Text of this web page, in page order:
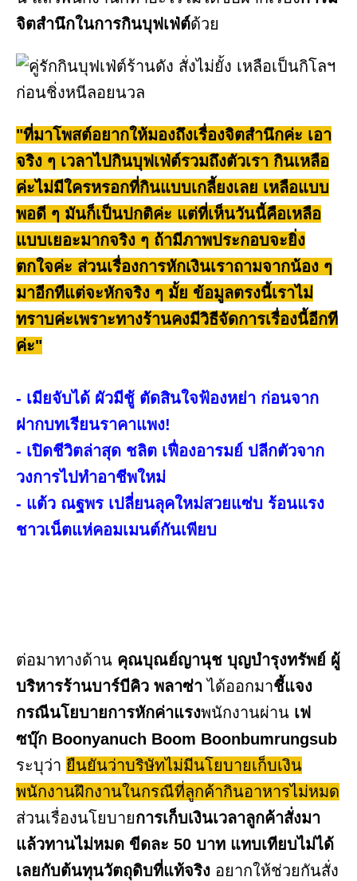
จิตสำนึกในการกินบุฟเฟ่ต์ด้วย
"ที่มาโพสต์อยากให้มองถึงเรื่องจิตสำนึกค่ะ เอา
จริง ๆ เวลาไปกินบุฟเฟ่ต์รวมถึงตัวเรา กินเหลือ
ค่ะไม่มีใครหรอกที่กินแบบเกลี้ยงเลย เหลือแบบ
พอดี ๆ มันก็เป็นปกติค่ะ แต่ที่เห็นวันนี้คือเหลือ
แบบเยอะมากจริง ๆ ถ้ามีภาพประกอบจะยิ่ง
ตกใจค่ะ ส่วนเรื่องการหักเงินเราถามจากน้อง ๆ
มาอีกทีแต่จะหักจริง ๆ มั้ย ข้อมูลตรงนี้เราไม่
ทราบค่ะเพราะทางร้านคงมีวิธีจัดการเรื่องนี้อีกที
ค่ะ"
- เมียจับได้ ผัวมีชู้ ตัดสินใจฟ้องหย่า ก่อนจาก
ฝากบทเรียนราคาแพง!
- เปิดชีวิตล่าสุด ชลิต เฟื่องอารมย์ ปลีกตัวจาก
วงการไปทำอาชีพใหม่
- แต้ว ณฐพร เปลี่ยนลุคใหม่สวยแซ่บ ร้อนแรง
ชาวเน็ตแห่คอมเมนต์กันเพียบ
ต่อมาทางด้าน คุณบุณย์ญานุช บุญบำรุงทรัพย์ ผู้
บริหารร้านบาร์บีคิว พลาซ่าได้ออกมาชี้แจง
กรณีนโยบายการหักค่าแรงพนักงานผ่าน เฟ
ซบุ๊ก Boonyanuch Boom Boonbumrungsub
ระบุว่า ยืนยันว่าบริษัทไม่มีนโยบายเก็บเงิน
พนักงานฝึกงานในกรณีที่ลูกค้ากินอาหารไม่หมด
ส่วนเรื่องนโยบายการเก็บเงินเวลาลูกค้าสั่งมา
แล้วทานไม่หมด ขีดละ 50 บาท แทบเทียบไม่ได้
เลยกับต้นทุนวัตถุดิบที่แท้จริง อยากให้ช่วยกันสั่ง